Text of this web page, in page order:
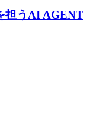
担うAI AGENT